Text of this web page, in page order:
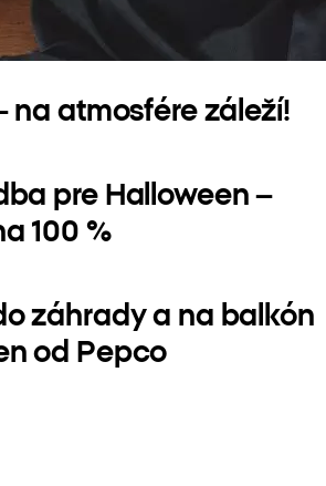
na atmosfére záleží!
pre Halloween –
100 %
záhrady a na balkón
od Pepco